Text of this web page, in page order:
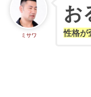
ミサワ
お
性格が